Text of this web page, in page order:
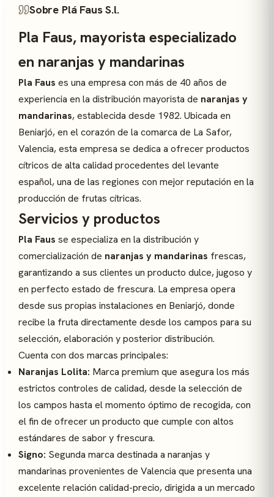
Sobre Plá Faus S.l.
Pla Faus, mayorista especializado
en naranjas y mandarinas
Pla Faus es una empresa con más de 40 años de
experiencia en la distribución mayorista de naranjas y
mandarinas, establecida desde 1982. Ubicada en
Beniarjó, en el corazón de la comarca de La Safor,
Valencia, esta empresa se dedica a ofrecer productos
cítricos de alta calidad procedentes del levante
español, una de las regiones con mejor reputación en la
producción de frutas cítricas.
Servicios y productos
Pla Faus se especializa en la distribución y
comercialización de naranjas y mandarinas frescas,
garantizando a sus clientes un producto dulce, jugoso y
en perfecto estado de frescura. La empresa opera
desde sus propias instalaciones en Beniarjó, donde
recibe la fruta directamente desde los campos para su
selección, elaboración y posterior distribución.
Cuenta con dos marcas principales:
Naranjas Lolita: Marca premium que asegura los más
estrictos controles de calidad, desde la selección de
los campos hasta el momento óptimo de recogida, con
el fin de ofrecer un producto que cumple con altos
estándares de sabor y frescura.
Signo: Segunda marca destinada a naranjas y
mandarinas provenientes de Valencia que presenta una
excelente relación calidad-precio, dirigida a un mercado